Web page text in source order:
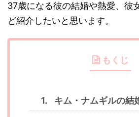
37歳になる彼の結婚や熱愛、彼
ど紹介したいと思います。
もくじ
キム・ナムギルの結